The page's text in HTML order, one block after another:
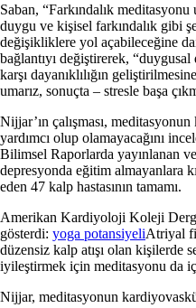
Saban, “Farkındalık
duygu ve kişisel farkındalık gibi
değişikliklere yol açabileceğine
bağlantıyı değiştirerek,
karşı dayanıklılığın
umarız, sonuçta – stresle başa
Nijjar’ın çalışması,
yardımcı olup olamayacağını
Bilimsel Raporlarda yayınlanan
depresyonda eğitim almayanlara
eden 47 kalp hastasının tamamı.
Amerikan Kardiyoloji Koleji
gösterdi: yoga potansiyeliAtriyal
düzensiz kalp atışı olan kişilerde
iyileştirmek için meditasyonu da
Nijjar, meditasyonun